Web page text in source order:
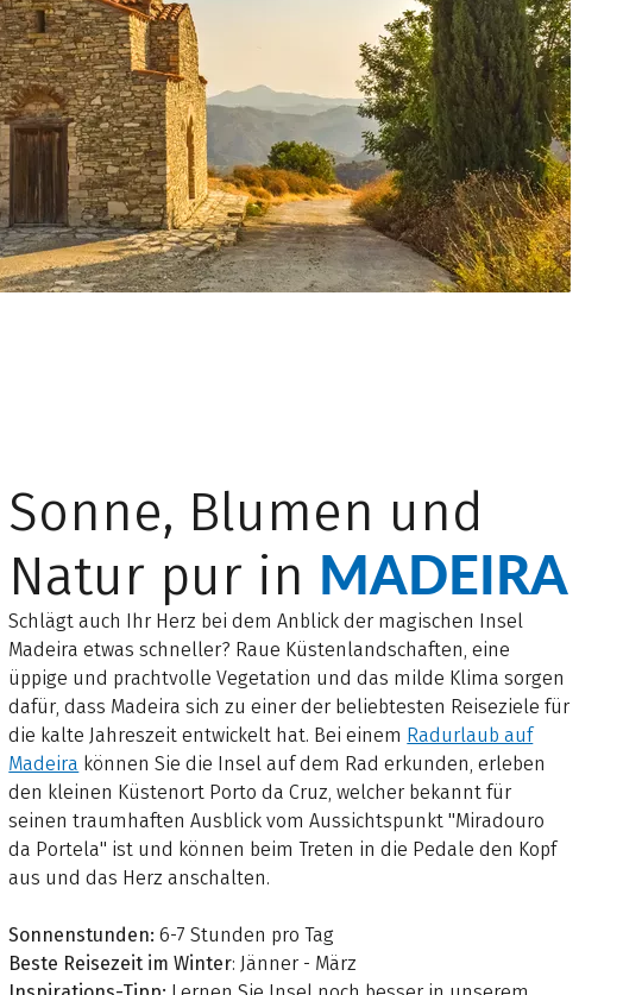
Sonne, Blumen und
Natur pur in MADEIRA
Schlägt auch Ihr Herz bei dem Anblick der magischen Insel
Madeira etwas schneller? Raue Küstenlandschaften, eine
üppige und prachtvolle Vegetation und das milde Klima sorgen
dafür, dass Madeira sich zu einer der beliebtesten Reiseziele für
die kalte Jahreszeit entwickelt hat. Bei einem Radurlaub auf
Madeira können Sie die Insel auf dem Rad erkunden, erleben
den kleinen Küstenort Porto da Cruz, welcher bekannt für
seinen traumhaften Ausblick vom Aussichtspunkt "Miradouro
da Portela" ist und können beim Treten in die Pedale den Kopf
aus und das Herz anschalten.
Sonnenstunden: 6-7 Stunden pro Tag
Beste Reisezeit im Winter: Jänner - März